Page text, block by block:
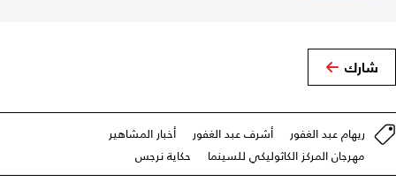
شارك
ريهام عبد الغفور أشرف عبد الغفور
أخبار المشاهير
مهرجان المركز الكاثوليكي للسينما
حكاية نرجس